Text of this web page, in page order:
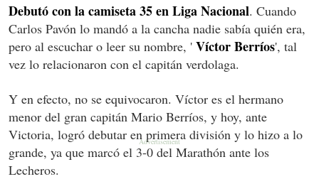
Debutó con la camiseta 35 en Liga Nacional. Cuando
Carlos Pavón lo mandó a la cancha nadie sabía quién era,
pero al escuchar o leer su nombre, ' Víctor Berríos', tal
vez lo relacionaron con el capitán verdolaga.
Y en efecto, no se equivocaron. Víctor es el hermano
menor del gran capitán Mario Berríos, y hoy, ante
Victoria, logró debutar en primera división y lo hizo a lo
grande, ya que marcó el 3-0 del Marathón ante los
Lecheros.